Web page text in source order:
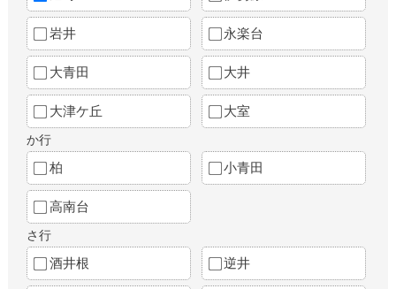
岩井 永楽台
大青田 大井
大津ケ丘 大室
か行
柏 小青田
高南台
さ行
酒井根 逆井